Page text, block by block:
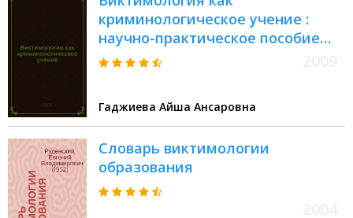
криминологическое учение :
научно-практическое пособие
для студентов
Гаджиева Айша Ансаровна
Словарь виктимологии
образования